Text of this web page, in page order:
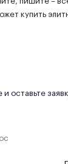
купить
оставьте